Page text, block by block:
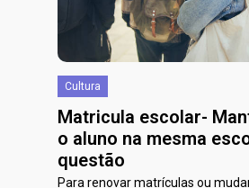
Cultura
Matricula escolar-
o aluno na mesma
questão
Para renovar matrículas ou